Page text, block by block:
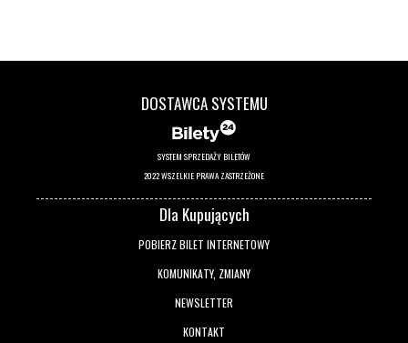
DOSTAWCA SYSTEMU
SYSTEM SPRZEDAŻY BILETÓW
2022 WSZELKIE PRAWA ZASTRZEŻONE
Dla Kupujących
POBIERZ BILET INTERNETOWY
KOMUNIKATY, ZMIANY
NEWSLETTER
KONTAKT